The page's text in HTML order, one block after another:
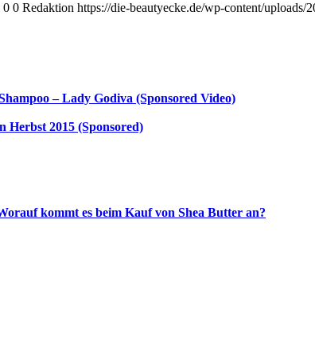
0 0 Redaktion https://die-beautyecke.de/wp-content/uploads/
– Lady Godiva (Sponsored Video)
Herbst 2015 (Sponsored)
kommt es beim Kauf von Shea Butter an?